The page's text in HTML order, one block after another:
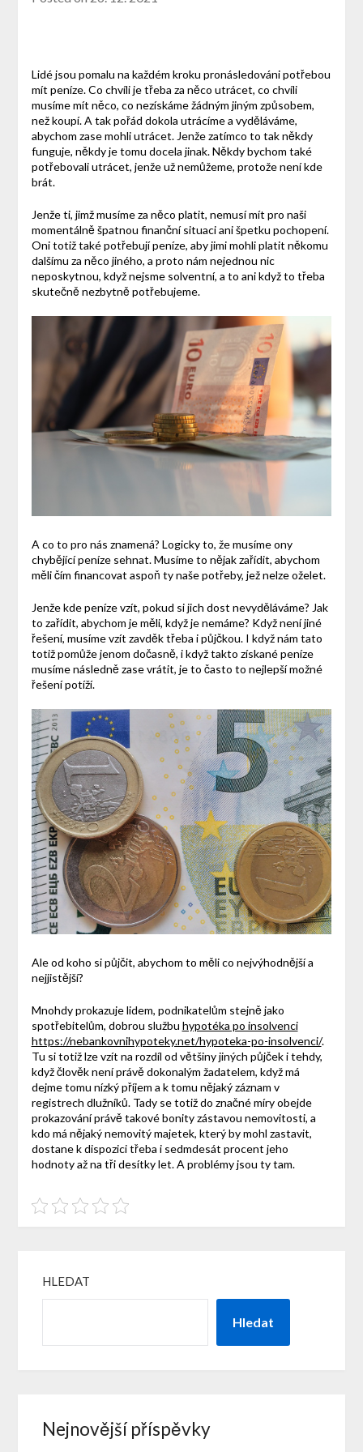
Lidé jsou pomalu na každém kroku pronásledováni potřebou
mít peníze. Co chvíli je třeba za něco utrácet, co chvíli
musíme mít něco, co nezískáme žádným jiným způsobem,
než koupí. A tak pořád dokola utrácíme a vyděláváme,
abychom zase mohli utrácet. Jenže zatímco to tak někdy
funguje, někdy je tomu docela jinak. Někdy bychom také
potřebovali utrácet, jenže už nemůžeme, protože není kde
brát.
Jenže ti, jimž musíme za něco platit, nemusí mít pro naši
momentálně špatnou finanční situaci ani špetku pochopení.
Oni totiž také potřebují peníze, aby jimi mohli platit někomu
dalšímu za něco jiného, a proto nám nejednou nic
neposkytnou, když nejsme solventní, a to ani když to třeba
skutečně nezbytně potřebujeme.
A co to pro nás znamená? Logicky to, že musíme ony
chybějící peníze sehnat. Musíme to nějak zařídit, abychom
měli čím financovat aspoň ty naše potřeby, jež nelze oželet.
Jenže kde peníze vzít, pokud si jich dost nevyděláváme? Jak
to zařídit, abychom je měli, když je nemáme? Když není jiné
řešení, musíme vzít zavděk třeba i půjčkou. I když nám tato
totiž pomůže jenom dočasně, i když takto získané peníze
musíme následně zase vrátit, je to často to nejlepší možné
řešení potíží.
Ale od koho si půjčit, abychom to měli co nejvýhodnější a
nejjistější?
Mnohdy prokazuje lidem, podnikatelům stejně jako
spotřebitelům, dobrou službu hypotéka po insolvenci
https://nebankovnihypoteky.net/hypoteka-po-insolvenci/.
Tu si totiž lze vzít na rozdíl od většiny jiných půjček i tehdy,
když člověk není právě dokonalým žadatelem, když má
dejme tomu nízký příjem a k tomu nějaký záznam v
registrech dlužníků. Tady se totiž do značné míry obejde
prokazování právě takové bonity zástavou nemovitosti, a
kdo má nějaký nemovitý majetek, který by mohl zastavit,
dostane k dispozici třeba i sedmdesát procent jeho
hodnoty až na tři desítky let. A problémy jsou ty tam.
HLEDAT
Hledat
Nejnovější příspěvky